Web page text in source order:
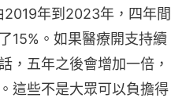
年到2023年，四年間
15%。如果醫療開支持續
，五年之後會增加一倍，
這些不是大眾可以負擔得